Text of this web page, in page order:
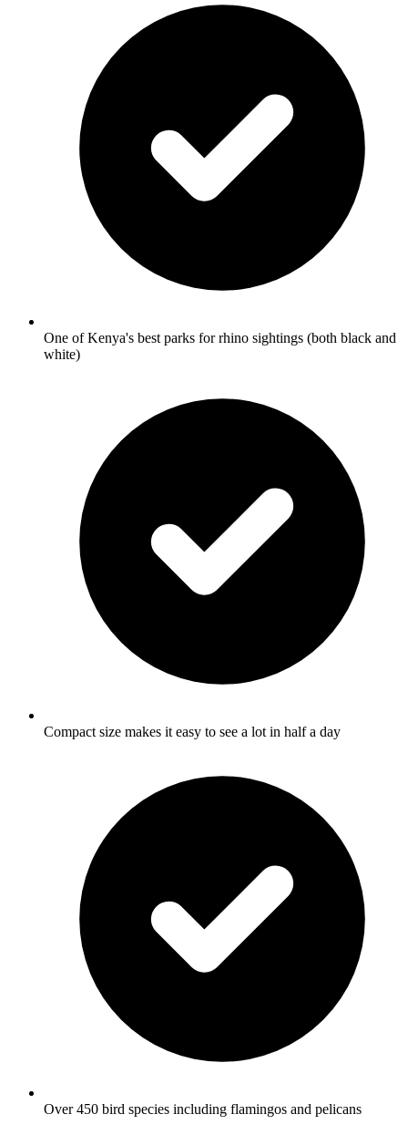
One of Kenya's best parks for rhino sightings (both black and
white)
Compact size makes it easy to see a lot in half a day
Over 450 bird species including flamingos and pelicans